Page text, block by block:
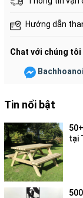
Hướng dẫn
Chat với chúng tôi
Tin nổi bật
tại